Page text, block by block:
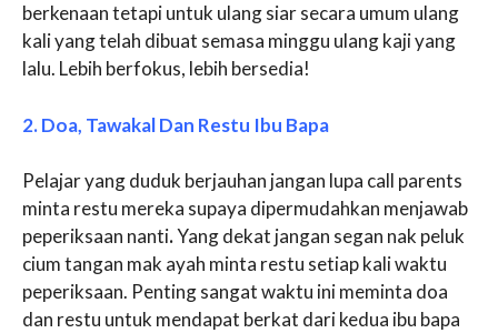
berkenaan tetapi untuk ulang siar secara umum ulang
kali yang telah dibuat semasa minggu ulang kaji yang
lalu. Lebih berfokus, lebih bersedia!
2. Doa, Tawakal Dan Restu Ibu Bapa
Pelajar yang duduk berjauhan jangan lupa call parents
minta restu mereka supaya dipermudahkan menjawab
peperiksaan nanti.Yang dekat jangan segan nak peluk
cium tangan mak ayah minta restu setiap kali waktu
peperiksaan. Penting sangat waktu ini meminta doa
dan restu untuk mendapat berkat dari kedua ibu bapa